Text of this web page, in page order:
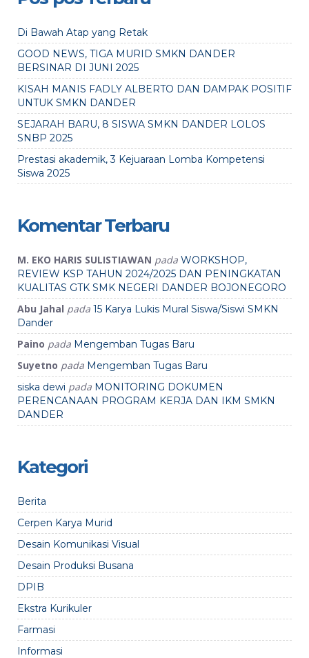
Di Bawah Atap yang Retak
GOOD NEWS, TIGA MURID SMKN DANDER
BERSINAR DI JUNI 2025
KISAH MANIS FADLY ALBERTO DAN DAMPAK POSITIF
UNTUK SMKN DANDER
SEJARAH BARU, 8 SISWA SMKN DANDER LOLOS
SNBP 2025
Prestasi akademik, 3 Kejuaraan Lomba Kompetensi
Siswa 2025
Komentar Terbaru
M. EKO HARIS SULISTIAWAN pada WORKSHOP,
REVIEW KSP TAHUN 2024/2025 DAN PENINGKATAN
KUALITAS GTK SMK NEGERI DANDER BOJONEGORO
Abu Jahal pada 15 Karya Lukis Mural Siswa/Siswi SMKN
Dander
Paino pada Mengemban Tugas Baru
Suyetno pada Mengemban Tugas Baru
siska dewi pada MONITORING DOKUMEN
PERENCANAAN PROGRAM KERJA DAN IKM SMKN
DANDER
Kategori
Berita
Cerpen Karya Murid
Desain Komunikasi Visual
Desain Produksi Busana
DPIB
Ekstra Kurikuler
Farmasi
Informasi